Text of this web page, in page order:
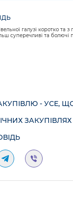
галузі коротко та
суперечливі та
- УСЕ,
ЗАКУПІВЛЯХ